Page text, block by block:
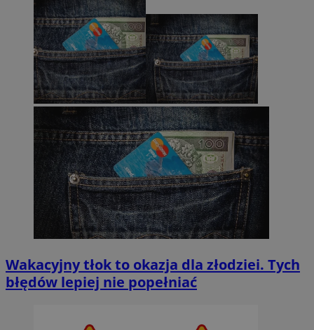
Wakacyjny tłok to okazja dla złodziei. Tych
błędów lepiej nie popełniać